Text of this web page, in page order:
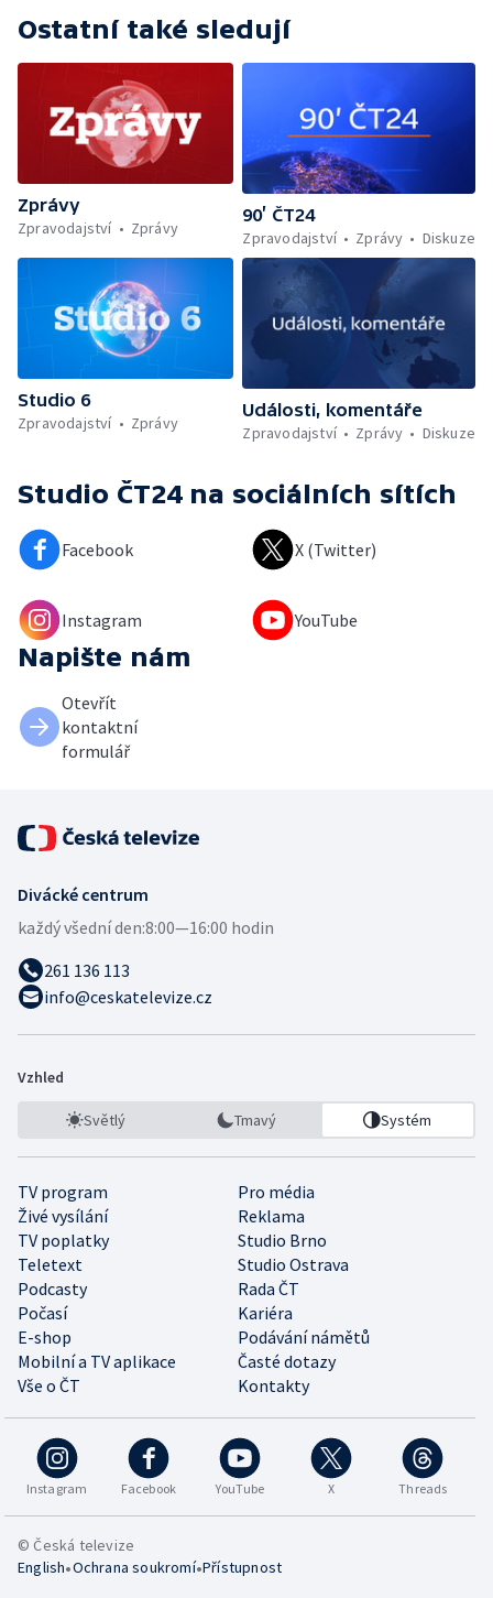
Ostatní také sledují
Zprávy
Zpravodajství
Zprávy
90’ ČT24
Zpravodajství
Zprávy Diskuze
Studio 6
Zpravodajství
Zprávy
Události, komentáře
Zpravodajství
Zprávy Diskuze
Studio ČT24 na sociálních sítích
Facebook X (Twitter)
Instagram YouTube
Napište nám
Otevřít
kontaktní
formulář
Divácké centrum
každý všední den:8:00—16:00 hodin
261 136 113
info@ceskatelevize.cz
Vzhled
Světlý Tmavý Systém
TV program
Pro média
Živé vysílání
Reklama
TV poplatky
Studio Brno
Teletext
Studio Ostrava
Podcasty
Rada ČT
Počasí
Kariéra
E-shop
Podávání námětů
Mobilní a TV aplikace
Časté dotazy
Vše o ČT
Kontakty
Instagram Facebook YouTube X Threads
© Česká televize
English•Ochrana soukromí•Přístupnost